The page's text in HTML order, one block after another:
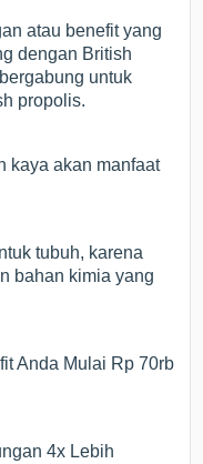
atau benefit yang
dengan British
untuk
propolis.
kaya akan manfaat
tubuh, karena
bahan kimia yang
Anda Mulai Rp 70rb
4x Lebih